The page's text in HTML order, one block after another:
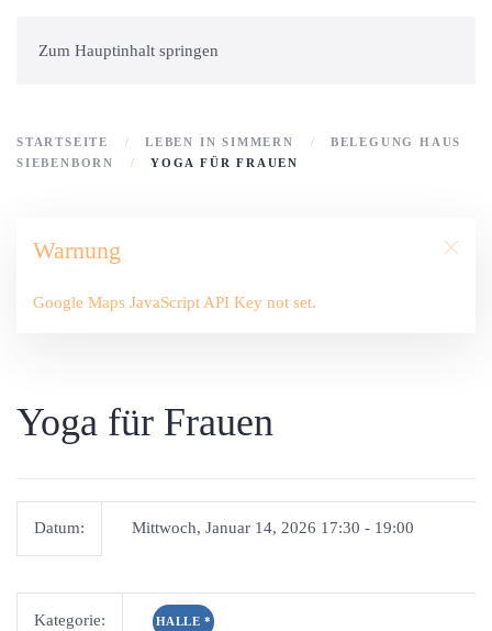
Zum Hauptinhalt springen
STARTSEITE LEBEN IN SIMMERN
BELEGUNG HAUS
SIEBENBORN
YOGA FÜR FRAUEN
Warnung
Google Maps JavaScript API Key not set.
Yoga für Frauen
Datum: Mittwoch, Januar 14, 2026 17:30 - 19:00
Kategorie: HALLE *